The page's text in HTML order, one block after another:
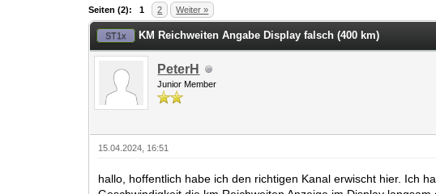
Seiten (2): 1 2 Weiter »
0 Bewertung(en) - 0 im Durchschnitt
1
2
3
4
5
ST1x KM Reichweiten Angabe Display falsch (400 km)
PeterH
Junior Member
15.04.2024, 16:51
hallo, hoffentlich habe ich den richtigen Kanal erwischt hier. Ich